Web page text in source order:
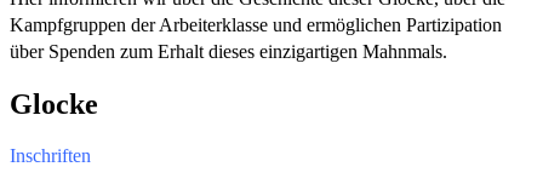
Kampfgruppen der Arbeiterklasse und ermöglichen Partizipation
über Spenden zum Erhalt dieses einzigartigen Mahnmals.
Glocke
Inschriften